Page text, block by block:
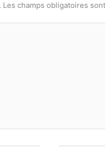
Les champs obligatoires